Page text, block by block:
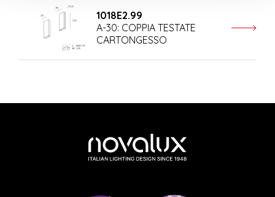
1018E2.99
A-30: COPPIA TESTATE
CARTONGESSO